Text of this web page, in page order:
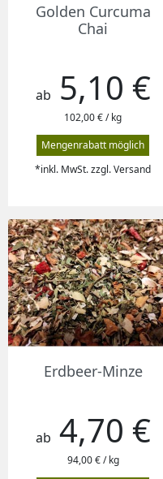
Golden Curcuma
Chai
Preis
ab 5,10 €
102,00 € / kg
Mengenrabatt möglich
*inkl. MwSt. zzgl. Versand
Erdbeer-Minze
Preis
ab 4,70 €
94,00 € / kg